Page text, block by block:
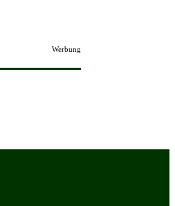
Werbung